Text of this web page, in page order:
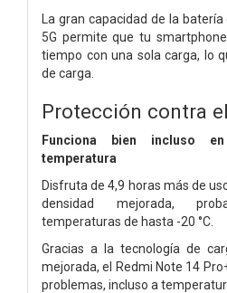
La gran capacidad de la
5G permite que tu
tiempo con una sola carga, lo
de carga.
Protección contra
Funciona bien incluso
temperatura
Disfruta de 4,9 horas más de
densidad mejorada,
temperaturas de hasta -20 °C.
Gracias a la tecnología de
mejorada, el Redmi Note 14
problemas, incluso a